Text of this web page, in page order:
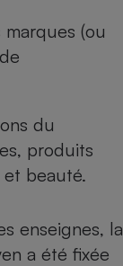
(ou
du
produits
et beauté.
enseignes, la
a été fixée